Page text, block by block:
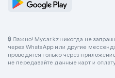
🔒 Важно! Mycar.kz никогда не
через WhatsApp или другие
проводятся только через
не передавайте данные карт и